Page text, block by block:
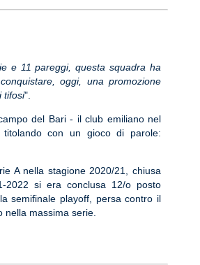
e 11 pareggi, questa squadra ha
oggi, una promozione
tifosi".
del Bari - il club emiliano nel
con un gioco di parole:
A nella stagione 2020/21, chiusa
2022 si era conclusa 12/o posto
semifinale playoff, persa contro il
nella massima serie.